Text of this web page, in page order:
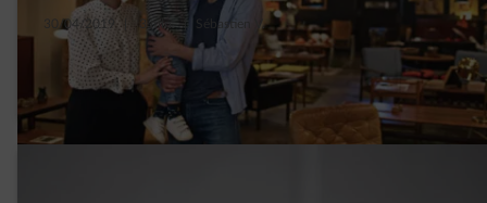
30/04/2019 3 min. | Sébastien V.
Comparez votre consommation électrique
moyenne à celle de votre voisin